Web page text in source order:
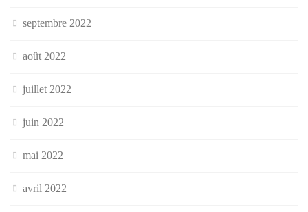
septembre 2022
août 2022
juillet 2022
juin 2022
mai 2022
avril 2022